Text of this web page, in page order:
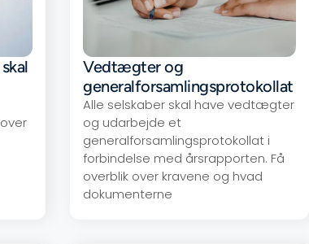
Vedtægter og
generalforsamlingsprotokollat
Alle selskaber skal have vedtægter
og udarbejde et
generalforsamlingsprotokollat i
forbindelse med årsrapporten. Få
overblik over kravene og hvad
dokumenterne